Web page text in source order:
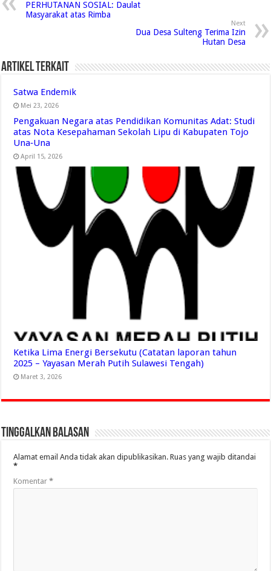
PERHUTANAN SOSIAL: Daulat
Masyarakat atas Rimba
Next
Dua Desa Sulteng Terima Izin
Hutan Desa
Artikel Terkait
Satwa Endemik
Mei 23, 2026
Pengakuan Negara atas Pendidikan Komunitas Adat: Studi
atas Nota Kesepahaman Sekolah Lipu di Kabupaten Tojo
Una‑Una
April 15, 2026
Ketika Lima Energi Bersekutu (Catatan laporan tahun
2025 – Yayasan Merah Putih Sulawesi Tengah)
Maret 3, 2026
Tinggalkan Balasan
Alamat email Anda tidak akan dipublikasikan. Ruas yang wajib ditandai
*
Komentar*